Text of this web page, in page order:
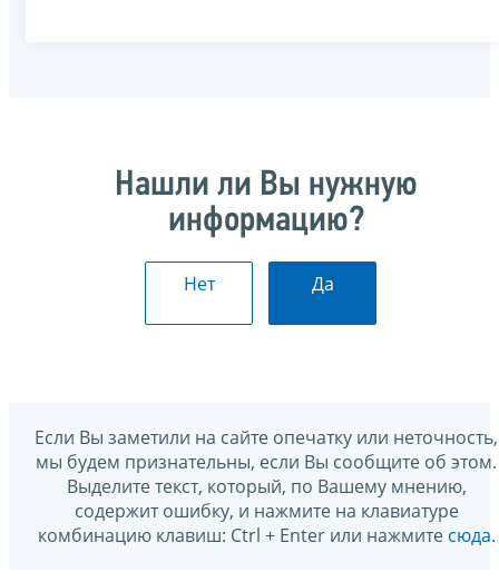
Нашли ли Вы нужную
информацию?
Нет Да
Если Вы заметили на сайте опечатку или неточность,
мы будем признательны, если Вы сообщите об этом.
Выделите текст, который, по Вашему мнению,
содержит ошибку, и нажмите на клавиатуре
комбинацию клавиш: Ctrl + Enter или нажмите сюда.